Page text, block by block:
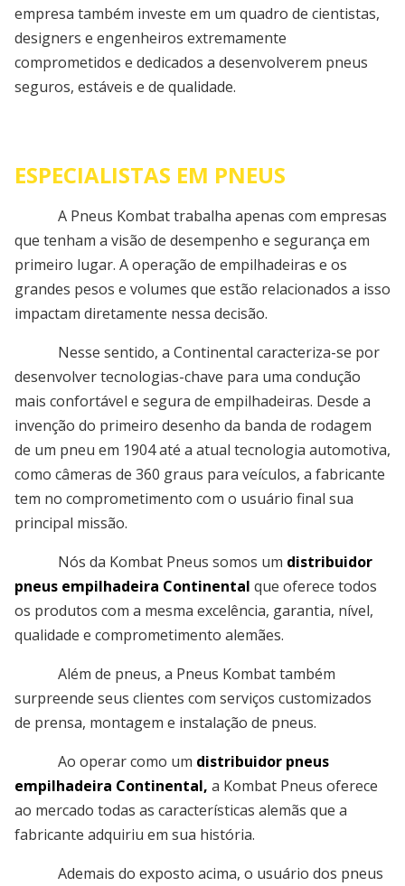
empresa também investe em um quadro de cientistas,
designers e engenheiros extremamente
comprometidos e dedicados a desenvolverem pneus
seguros, estáveis e de qualidade.
ESPECIALISTAS EM PNEUS
A Pneus Kombat trabalha apenas com empresas
que tenham a visão de desempenho e segurança em
primeiro lugar. A operação de empilhadeiras e os
grandes pesos e volumes que estão relacionados a isso
impactam diretamente nessa decisão.
Nesse sentido, a Continental caracteriza-se por
desenvolver tecnologias-chave para uma condução
mais confortável e segura de empilhadeiras. Desde a
invenção do primeiro desenho da banda de rodagem
de um pneu em 1904 até a atual tecnologia automotiva,
como câmeras de 360 graus para veículos, a fabricante
tem no comprometimento com o usuário final sua
principal missão.
Nós da Kombat Pneus somos um distribuidor
pneus empilhadeira Continental que oferece todos
os produtos com a mesma excelência, garantia, nível,
qualidade e comprometimento alemães.
Além de pneus, a Pneus Kombat também
surpreende seus clientes com serviços customizados
de prensa, montagem e instalação de pneus.
Ao operar como um distribuidor pneus
empilhadeira Continental, a Kombat Pneus oferece
ao mercado todas as características alemãs que a
fabricante adquiriu em sua história.
Ademais do exposto acima, o usuário dos pneus